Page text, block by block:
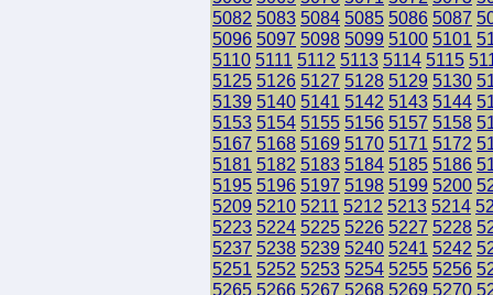
5082 5083 5084 5085 5086 5087
5096 5097 5098 5099 5100 5101
5110 5111 5112 5113 5114 5115
5125 5126 5127 5128 5129 5130
5139 5140 5141 5142 5143 5144
5153 5154 5155 5156 5157 5158
5167 5168 5169 5170 5171 5172
5181 5182 5183 5184 5185 5186
5195 5196 5197 5198 5199 5200
5209 5210 5211 5212 5213 5214
5223 5224 5225 5226 5227 5228
5237 5238 5239 5240 5241 5242
5251 5252 5253 5254 5255 5256
5265 5266 5267 5268 5269 5270